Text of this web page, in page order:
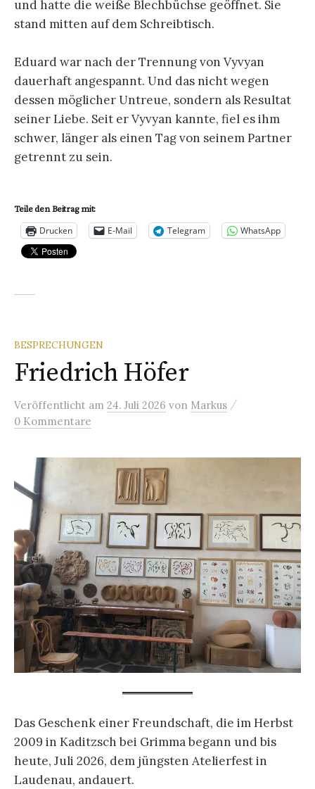
und hatte die weiße Blechbüchse geöffnet. Sie
stand mitten auf dem Schreibtisch.
Eduard war nach der Trennung von Vyvyan
dauerhaft angespannt. Und das nicht wegen
dessen möglicher Untreue, sondern als Resultat
seiner Liebe. Seit er Vyvyan kannte, fiel es ihm
schwer, länger als einen Tag von seinem Partner
getrennt zu sein.
Teile den Beitrag mit:
Drucken E-Mail Telegram WhatsApp
BESPRECHUNGEN
Friedrich Höfer
Veröffentlicht am 24. Juli 2026 von Markus /
0 Kommentare
Das Geschenk einer Freundschaft, die im Herbst
2009 in Kaditzsch bei Grimma begann und bis
heute, Juli 2026, dem jüngsten Atelierfest in
Laudenau, andauert.